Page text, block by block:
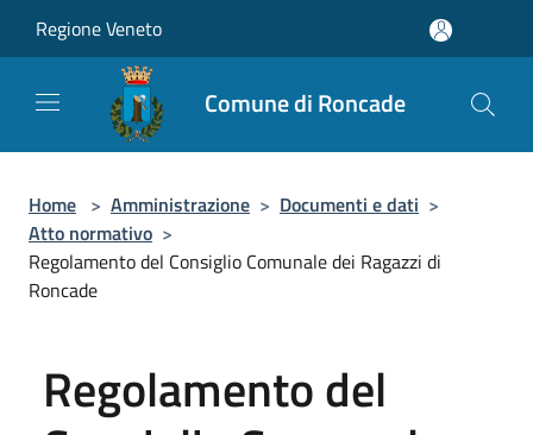
Regione Veneto
Comune di Roncade
Home > Amministrazione > Documenti e dati >
Atto normativo >
Regolamento del Consiglio Comunale dei Ragazzi di
Roncade
Regolamento del